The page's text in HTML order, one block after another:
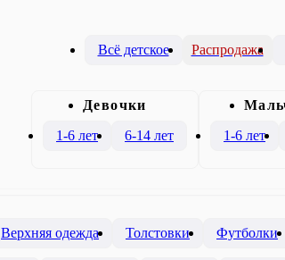
Всё детское Распродажа
Девочки
1-6 лет
6-14 лет
1-6 лет
Верхняя одежда Толстовки Футболки